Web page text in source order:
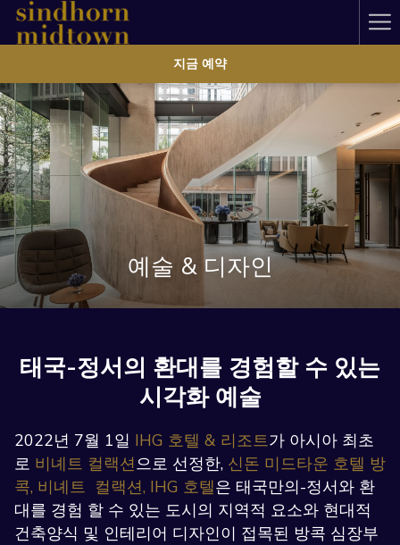
지금 예약
예술 & 디자인
태국-정서의 환대를 경험할 수 있는
시각화 예술
2022년 7월 1일 IHG 호텔 & 리조트가 아시아 최초
로 비녜트 컬랙션으로 선정한, 신돈 미드타운 호텔 방
콕, 비녜트 컬랙션, IHG 호텔은 태국만의-정서와 환
대를 경험 할 수 있는 도시의 지역적 요소와 현대적
건축양식 및 인테리어 디자인이 접목된 방콕 심장부